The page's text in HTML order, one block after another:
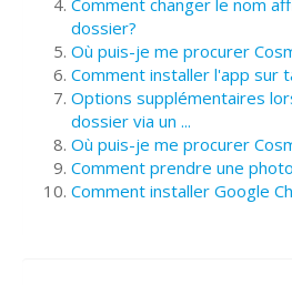
Comment changer le nom
dossier?
Où puis-je me procurer
Comment installer l'app sur
Options supplémentaires
dossier via un ...
Où puis-je me procurer
Comment prendre une
Comment installer Google